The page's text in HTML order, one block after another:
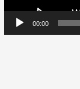
00:00